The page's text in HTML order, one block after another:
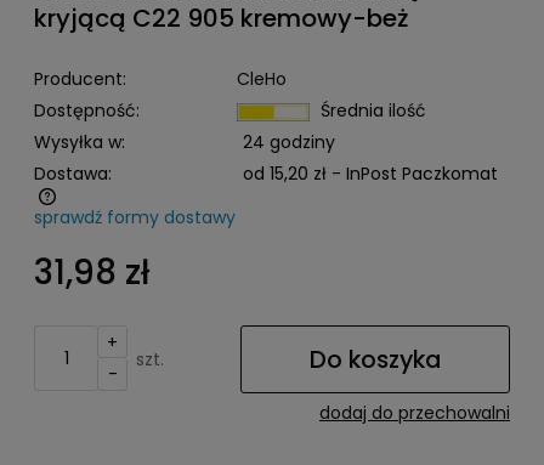
kryjącą C22 905 kremowy-beż
Producent:
CleHo
Dostępność:
Średnia ilość
Wysyłka w:
24 godziny
Dostawa:
od 15,20 zł - InPost Paczkomat
Cena nie zawiera ewentualnych kosztów płatności
sprawdź formy dostawy
31,98 zł
+
-
szt. Do koszyka
dodaj do przechowalni